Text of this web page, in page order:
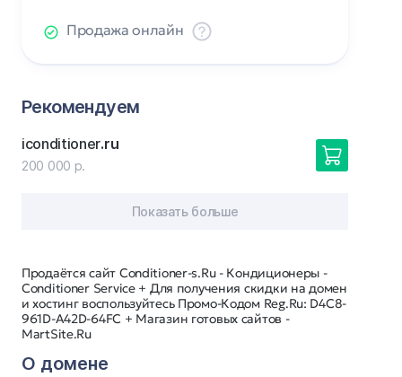
Продаётся сайт Conditioner-s.Ru - Кондиционеры -
Conditioner Service + Для получения скидки на домен
и хостинг воспользуйтесь Промо-Кодом Reg.Ru: D4C8-
961D-A42D-64FC + Магазин готовых сайтов -
MartSite.Ru
О домене
Продажа онлайн
Рекомендуем
iconditioner.ru
200 000 р.
Показать больше